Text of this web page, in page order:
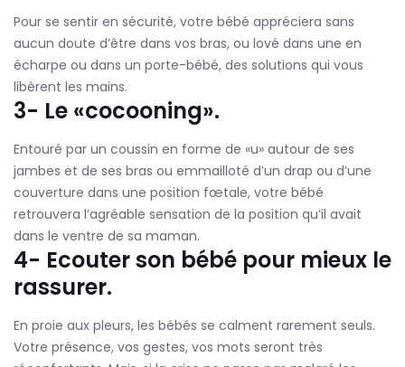
Pour se sentir en sécurité, votre bébé appréciera sans
aucun doute d’être dans vos bras, ou lové dans une en
écharpe ou dans un porte-bébé, des solutions qui vous
libèrent les mains.
3- Le «cocooning».
Entouré par un coussin en forme de «u» autour de ses
jambes et de ses bras ou emmailloté d’un drap ou d’une
couverture dans une position fœtale, votre bébé
retrouvera l’agréable sensation de la position qu’il avait
dans le ventre de sa maman.
4- Ecouter son bébé pour mieux le
rassurer.
En proie aux pleurs, les bébés se calment rarement seuls.
Votre présence, vos gestes, vos mots seront très